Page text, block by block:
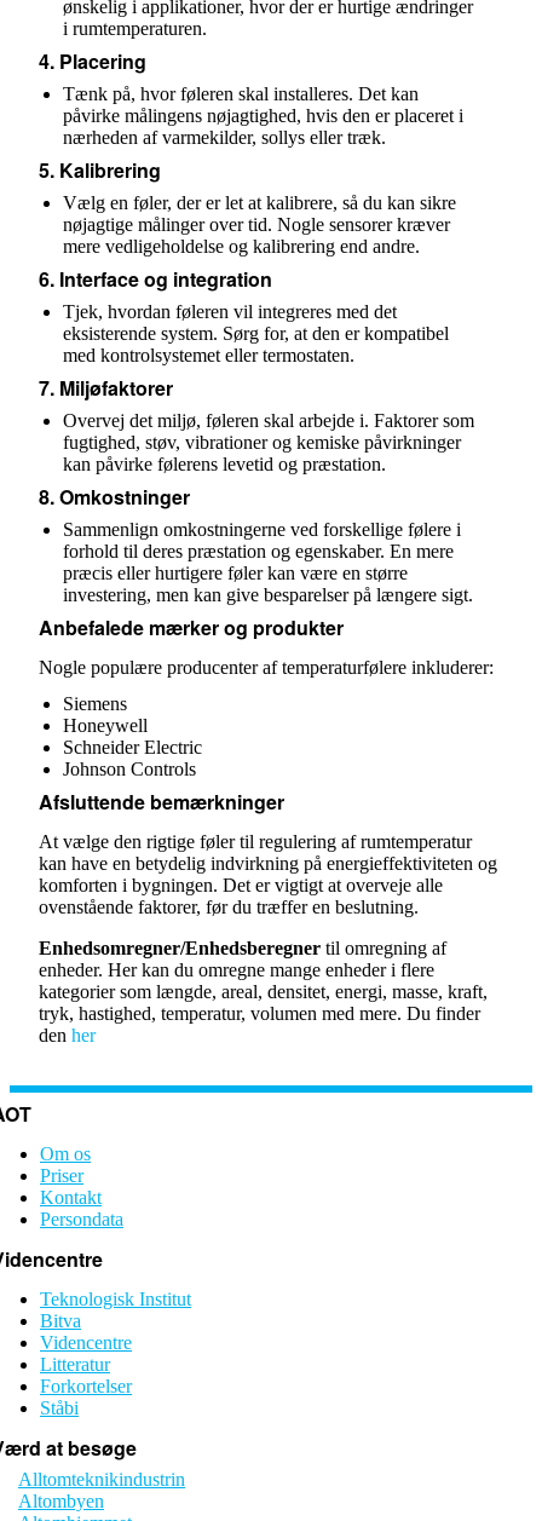
ønskelig i applikationer, hvor der er hurtige ændringer
i rumtemperaturen.
4. Placering
Tænk på, hvor føleren skal installeres. Det kan
påvirke målingens nøjagtighed, hvis den er placeret i
nærheden af varmekilder, sollys eller træk.
5. Kalibrering
Vælg en føler, der er let at kalibrere, så du kan sikre
nøjagtige målinger over tid. Nogle sensorer kræver
mere vedligeholdelse og kalibrering end andre.
6. Interface og integration
Tjek, hvordan føleren vil integreres med det
eksisterende system. Sørg for, at den er kompatibel
med kontrolsystemet eller termostaten.
7. Miljøfaktorer
Overvej det miljø, føleren skal arbejde i. Faktorer som
fugtighed, støv, vibrationer og kemiske påvirkninger
kan påvirke følerens levetid og præstation.
8.Omkostninger
Sammenlign omkostningerne ved forskellige følere i
forhold til deres præstation og egenskaber. En mere
præcis eller hurtigere føler kan være en større
investering, men kan give besparelser på længere sigt.
Anbefalede mærker og produkter
Nogle populære producenter af temperaturfølere inkluderer:
Siemens
Honeywell
Schneider Electric
Johnson Controls
Afsluttende bemærkninger
At vælge den rigtige føler til regulering af rumtemperatur
kan have en betydelig indvirkning på energieffektiviteten og
komforten i bygningen. Det er vigtigt at overveje alle
ovenstående faktorer, før du træffer en beslutning.
Enhedsomregner/Enhedsberegner til omregning af
enheder. Her kan du omregne mange enheder i flere
kategorier som længde, areal, densitet, energi, masse, kraft,
tryk, hastighed, temperatur, volumen med mere. Du finder
den her
Om os
Priser
Kontakt
Persondata
Teknologisk Institut
Bitva
Videncentre
Litteratur
Forkortelser
Ståbi
at besøge
Alltomteknikindustrin
Altombyen